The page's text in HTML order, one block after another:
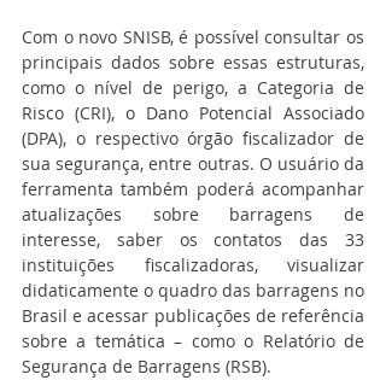
Com o novo SNISB, é possível consultar os
principais dados sobre essas estruturas,
como o nível de perigo, a Categoria de
Risco (CRI), o Dano Potencial Associado
(DPA), o respectivo órgão fiscalizador de
sua segurança, entre outras. O usuário da
ferramenta também poderá acompanhar
atualizações sobre barragens de
interesse, saber os contatos das 33
instituições fiscalizadoras, visualizar
didaticamente o quadro das barragens no
Brasil e acessar publicações de referência
sobre a temática – como o Relatório de
Segurança de Barragens (RSB).